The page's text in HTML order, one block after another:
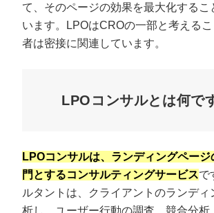
プロに無料相談をする
StockSun株式会社〒160-0023 東京都新宿区西
サイトマッププライバシーポリシー
て、そのページの効果を最大化するこ
います。LPOはCROの一部と考える
者は密接に関連しています。
LPOコンサルとは何で
LPOコンサルは、ランディングペー
門とするコンサルティングサービスで
ルタントは、クライアントのランディ
析し、ユーザー行動の調査、競合分析